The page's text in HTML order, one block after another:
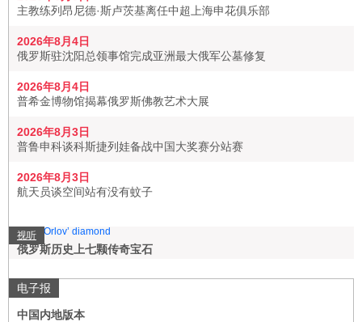
主教练列昂尼德·斯卢茨基离任中超上海申花俱乐部
2026年8月4日
俄罗斯驻沈阳总领事馆完成亚洲最大俄军公墓修复
2026年8月4日
普希金博物馆揭幕俄罗斯佛教艺术大展
2026年8月3日
普鲁申科谈科斯捷列娃备战中国大奖赛分站赛
2026年8月3日
航天员谈空间站有没有蚊子
视听
俄罗斯历史上七颗传奇宝石
电子报
中国内地版本